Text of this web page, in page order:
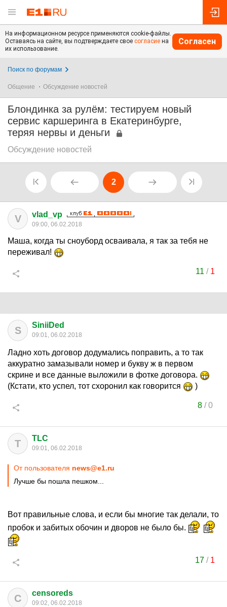
На информационном ресурсе применяются cookie-файлы.
Оставаясь на сайте, вы подтверждаете свое согласие на
их использование.
Согласен
Поиск по форумам
Общение Обсуждение новостей
Блондинка за рулём: тестируем новый
сервис каршеринга в Екатеринбурге,
теряя нервы и деньги
Обсуждение новостей
2
V vlad_vp
09:00, 06.02.2018
Маша, когда ты сноуборд осваивала, я так за тебя не
переживал!
11 / 1
S SiniiDed
09:01, 06.02.2018
Ладно хоть договор додумались поправить, а то так
аккуратно замазывали номер и букву ж в первом
скрине и все данные выложили в фотке договора.
(Кстати, кто успел, тот схоронил как говорится
)
8/0
T TLC
09:01, 06.02.2018
От пользователя news@e1.ru
Лучше бы пошла пешком...
Вот правильные слова, и если бы многие так делали, то
пробок и забитых обочин и дворов не было бы.
17 / 1
C censoreds
09:02, 06.02.2018